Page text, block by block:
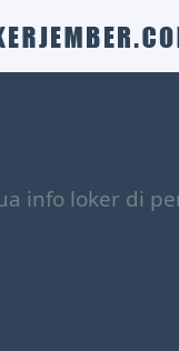
info loker di